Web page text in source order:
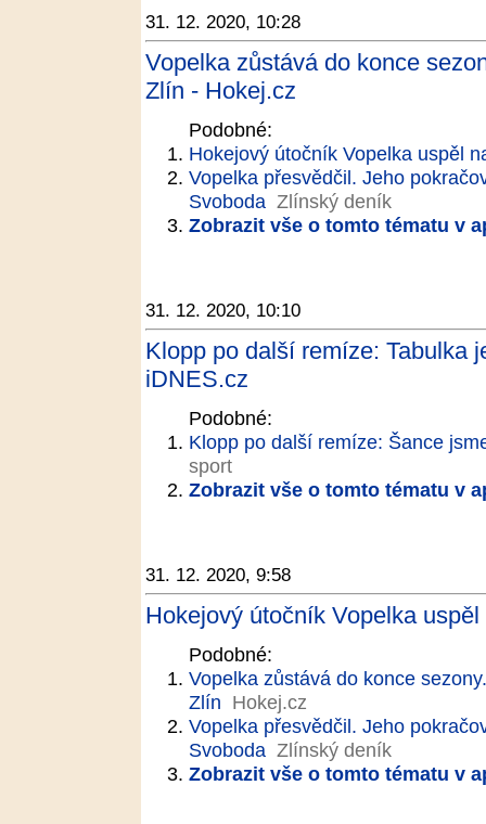
31. 12. 2020, 10:28
Vopelka zůstává do konce
Zlín - Hokej.cz
Podobné:
Hokejový útočník Vopelka uspěl
Vopelka přesvědčil. Jeho
Svoboda Zlínský deník
Zobrazit vše o tomto tématu v
31. 12. 2020, 10:10
Klopp po další remíze: Tabulka
iDNES.cz
Podobné:
Klopp po další remíze: Šance
sport
Zobrazit vše o tomto tématu v
31. 12. 2020, 9:58
Hokejový útočník Vopelka
Podobné:
Vopelka zůstává do konce
Zlín Hokej.cz
Vopelka přesvědčil. Jeho
Svoboda Zlínský deník
Zobrazit vše o tomto tématu v